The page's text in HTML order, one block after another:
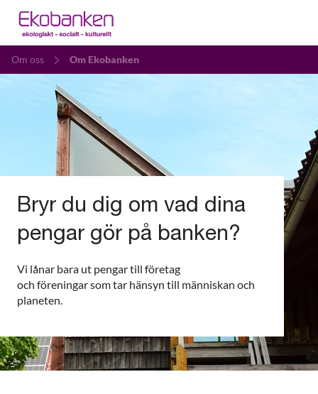
Om oss Om Ekobanken
Bryr du dig om vad dina
pengar gör på banken?
Vi lånar bara ut pengar till företag
och föreningar som tar hänsyn till människan och
planeten.